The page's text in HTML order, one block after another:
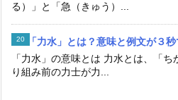
る）」と「急（きゅう）...
「力水」とは？意味と例文が３秒
「力水」の意味とは 力水とは、「
り組み前の力士が力...